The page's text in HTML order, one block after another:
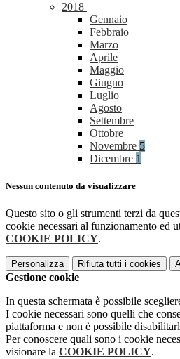
2018
Gennaio
Febbraio
Marzo
Aprile
Maggio
Giugno
Luglio
Agosto
Settembre
Ottobre
Novembre 5
Dicembre 1
Nessun contenuto da visualizzare
Questo sito o gli strumenti terzi da
cookie necessari al funzionamento ed
COOKIE POLICY.
Personalizza Rifiuta tutti i cookies
Gestione cookie
In questa schermata è possibile
I cookie necessari sono quelli che
piattaforma e non è possibile
Per conoscere quali sono i cookie
visionare la COOKIE POLICY.